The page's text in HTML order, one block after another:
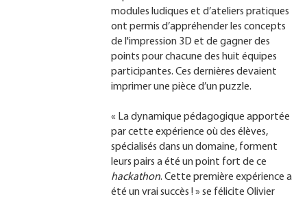
modules ludiques et d’ateliers pratiques
ont permis d’appréhender les concepts
de l'impression 3D et de gagner des
points pour chacune des huit équipes
participantes. Ces dernières devaient
imprimer une pièce d’un puzzle.
« La dynamique pédagogique apportée
par cette expérience où des élèves,
spécialisés dans un domaine, forment
leurs pairs a été un point fort de ce
hackathon. Cette première expérience a
été un vrai succès ! » se félicite Olivier